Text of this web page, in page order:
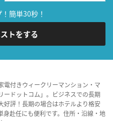
簡単30秒！
トをする
電付きウィークリーマンション・マ
ードットコム」。ビジネスでの長期
好評！長期の場合はホテルより格安
赴任にも便利です。住所・沿線・地